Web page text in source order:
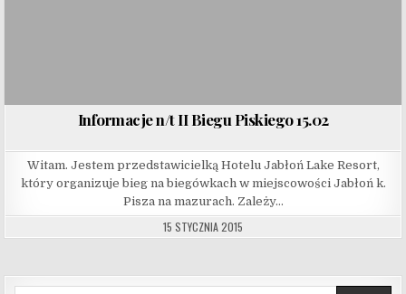
Informacje n/t II Biegu Piskiego 15.02
Witam. Jestem przedstawicielką Hotelu Jabłoń Lake Resort,
który organizuje bieg na biegówkach w miejscowości Jabłoń k.
Pisza na mazurach. Zależy…
15 STYCZNIA 2015